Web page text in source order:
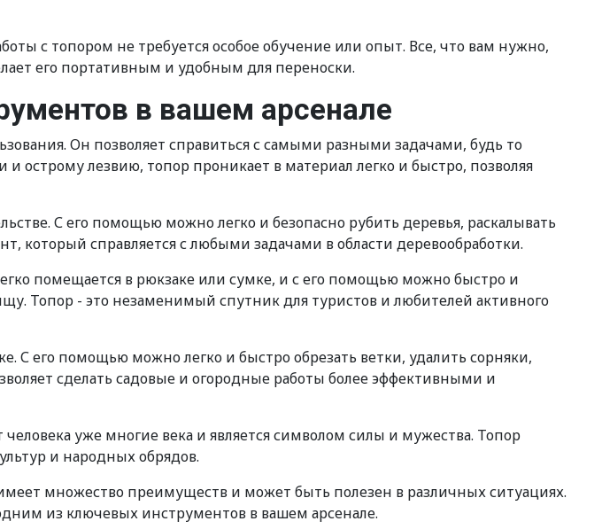
с топором не требуется особое обучение или опыт. Все, что вам нужно,
его портативным и удобным для переноски.
в вашем арсенале
Он позволяет справиться с самыми разными задачами, будь то
и острому лезвию, топор проникает в материал легко и быстро, позволяя
С его помощью можно легко и безопасно рубить деревья, раскалывать
справляется с любыми задачами в области деревообработки.
помещается в рюкзаке или сумке, и с его помощью можно быстро и
Топор - это незаменимый спутник для туристов и любителей активного
его помощью можно легко и быстро обрезать ветки, удалить сорняки,
сделать садовые и огородные работы более эффективными и
уже многие века и является символом силы и мужества. Топор
и народных обрядов.
множество преимуществ и может быть полезен в различных ситуациях.
из ключевых инструментов в вашем арсенале.